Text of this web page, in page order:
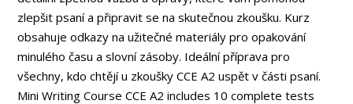
zlepšit psaní a připravit se na skutečnou zkoušku. Kurz
obsahuje odkazy na užitečné materiály pro opakování
minulého času a slovní zásoby. Ideální příprava pro
všechny, kdo chtějí u zkoušky CCE A2 uspět v části psaní.
Mini Writing Course CCE A2 includes 10 complete tests